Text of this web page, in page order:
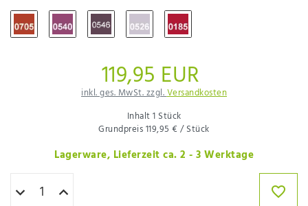
119,95 EUR
inkl. ges. MwSt. zzgl.Versandkosten
Inhalt1 Stück
Grundpreis119,95 € / Stück
Lagerware, Lieferzeit ca. 2 - 3 Werktage